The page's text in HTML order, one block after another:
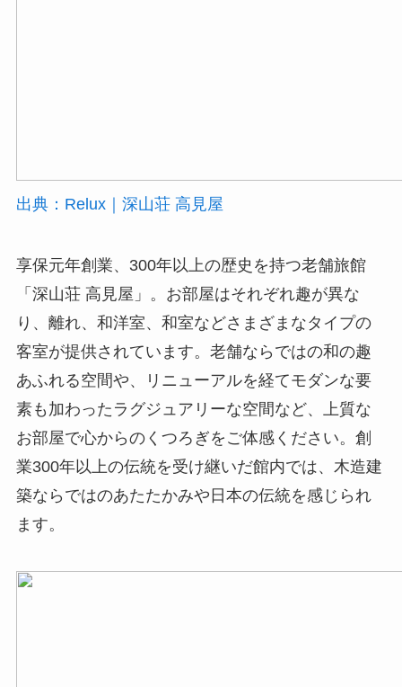
出典：Relux｜深山荘 高見屋
享保元年創業、300年以上の歴史を持つ老舗旅館
「深山荘 高見屋」。お部屋はそれぞれ趣が異な
り、離れ、和洋室、和室などさまざまなタイプの
客室が提供されています。老舗ならではの和の趣
あふれる空間や、リニューアルを経てモダンな要
素も加わったラグジュアリーな空間など、上質な
お部屋で心からのくつろぎをご体感ください。創
業300年以上の伝統を受け継いだ館内では、木造建
築ならではのあたたかみや日本の伝統を感じられ
ます。